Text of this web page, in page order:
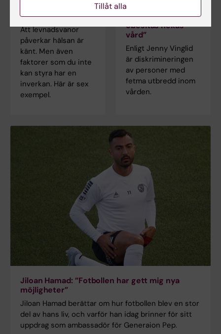
påverkar hälsan
Att levnadsvanor
påverkar hälsan är
känt. Men även
faktorer som du inte
kan styra har en
inverkan. Här är sex
exempel.
Jenny Vinglid:
”Personer med
obesitas nekas
vård”
Enligt Jenny Vinglid
är diskrimineringen
av personer med
fetma utbredd inom
vården.
Jiloan Hamad: ”Fotbollen har gett mig nya
möjligheter”
Jiloan Hamad berättar om hur fotbollen blev en stor
del av hans liv, och varför han idag brinner för sitt
uppdrag som ambassadör för Generaion Pep.
Tillåt alla